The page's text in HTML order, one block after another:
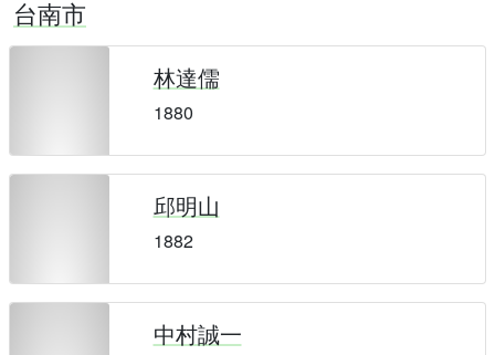
台南市
林達儒
1880
邱明山
1882
中村誠一